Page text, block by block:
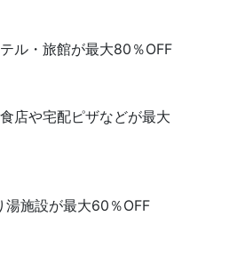
ル・旅館が最大80％OFF
店や宅配ピザなどが最大
湯施設が最大60％OFF